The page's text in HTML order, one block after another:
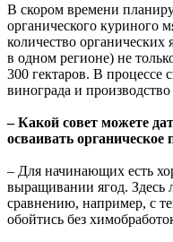
В скором времени
органического куриного
количество
в одном регионе) не
300 гектаров. В процессе
винограда и
– Какой совет можете
осваивать органическое
– Для начинающих есть
выращивании ягод. Здесь
сравнению, например, с
обойтись без